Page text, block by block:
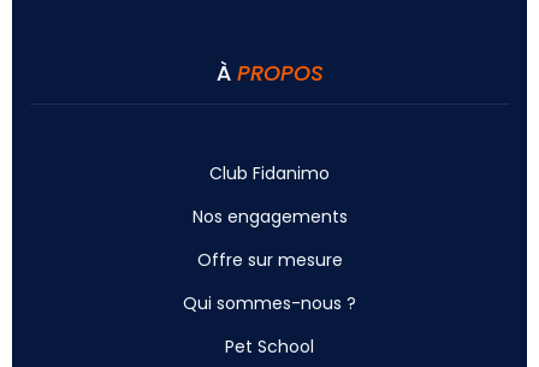
À PROPOS
Club Fidanimo
Nos engagements
Offre sur mesure
Qui sommes-nous ?
Pet School